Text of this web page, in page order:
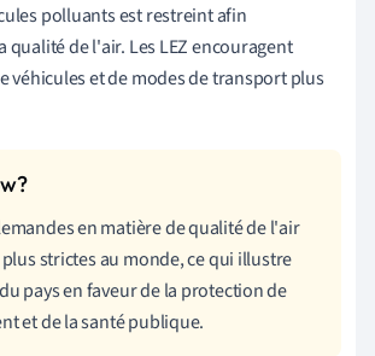
polluants est restreint afin
qualité de l'air. Les LEZ encouragent
véhicules et de modes de transport plus
en matière de qualité de l'air
strictes au monde, ce qui illustre
pays en faveur de la protection de
et de la santé publique.